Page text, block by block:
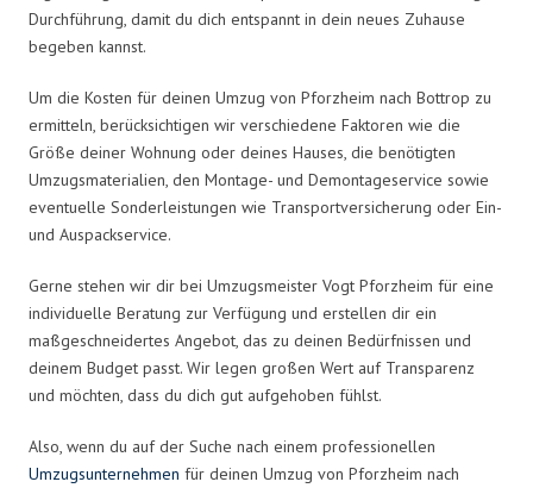
Durchführung, damit du dich entspannt in dein neues Zuhause
begeben kannst.
Um die Kosten für deinen Umzug von Pforzheim nach Bottrop zu
ermitteln, berücksichtigen wir verschiedene Faktoren wie die
Größe deiner Wohnung oder deines Hauses, die benötigten
Umzugsmaterialien, den Montage- und Demontageservice sowie
eventuelle Sonderleistungen wie Transportversicherung oder Ein-
und Auspackservice.
Gerne stehen wir dir bei Umzugsmeister Vogt Pforzheim für eine
individuelle Beratung zur Verfügung und erstellen dir ein
maßgeschneidertes Angebot, das zu deinen Bedürfnissen und
deinem Budget passt. Wir legen großen Wert auf Transparenz
und möchten, dass du dich gut aufgehoben fühlst.
Also, wenn du auf der Suche nach einem professionellen
Umzugsunternehmen für deinen Umzug von Pforzheim nach